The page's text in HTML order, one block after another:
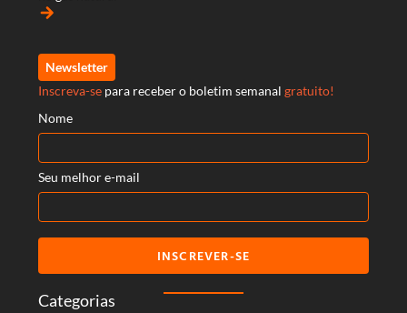
Categorias
arrow_forward
Newsletter
Inscreva-se para receber o boletim semanal gratuito!
Nome
Seu melhor e-mail
INSCREVER-SE